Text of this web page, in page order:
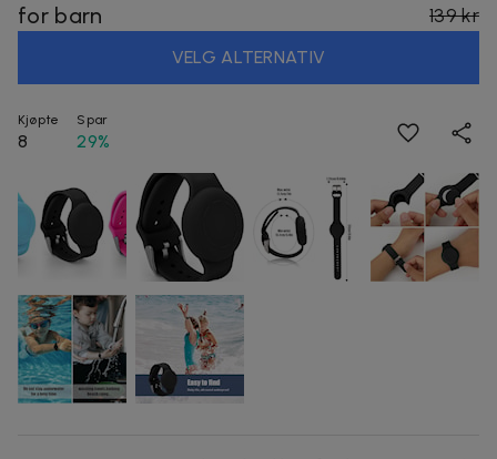
for barn
139 kr
VELG ALTERNATIV
Kjøpte
8
Spar
29%